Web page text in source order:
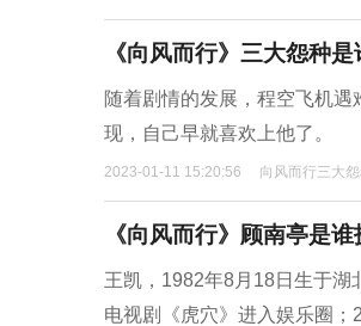
《向风而行》三大怨种是
随着剧情的发展，程空飞机
现，自己早就喜欢上他了。
2023-01-11 15:20:56 向风而行三大
《向风而行》顾南亭是
王凯，1982年8月18日生于湖
电视剧《虎穴》进入娱乐圈